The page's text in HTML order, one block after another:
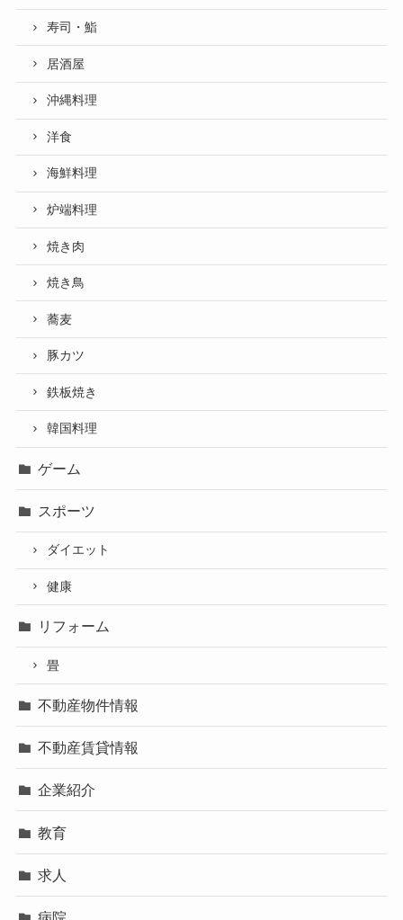
寿司・鮨
居酒屋
沖縄料理
洋食
海鮮料理
炉端料理
焼き肉
焼き鳥
蕎麦
豚カツ
鉄板焼き
韓国料理
ゲーム
スポーツ
ダイエット
健康
リフォーム
畳
不動産物件情報
不動産賃貸情報
企業紹介
教育
求人